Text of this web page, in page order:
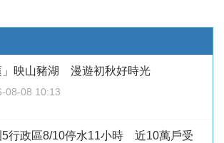
」映山豬湖 漫遊初秋好時光
08-08 10:13
5行政區8/10停水11小時 近10萬戶受